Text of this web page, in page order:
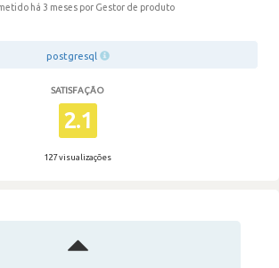
há 3 meses por Gestor de produto
postgresql
SATISFAÇÃO
2.1
127 visualizações